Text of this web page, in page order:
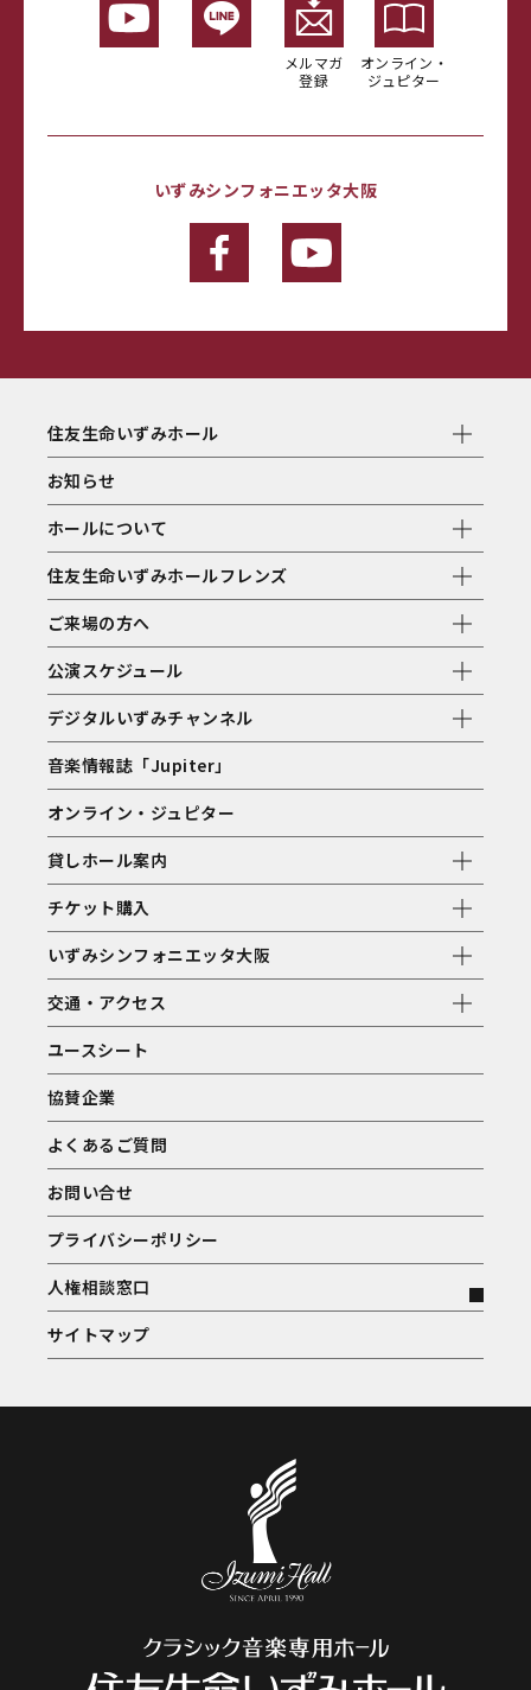
メルマガ
登録
オンライン・
ジュピター
いずみシンフォニエッタ大阪
住友生命いずみホール
お知らせ
ホールについて
住友生命いずみホールフレンズ
ご来場の方へ
公演スケジュール
デジタルいずみチャンネル
音楽情報誌「Jupiter」
オンライン・ジュピター
貸しホール案内
チケット購入
いずみシンフォニエッタ大阪
交通・アクセス
ユースシート
協賛企業
よくあるご質問
お問い合せ
プライバシーポリシー
人権相談窓口
サイトマップ